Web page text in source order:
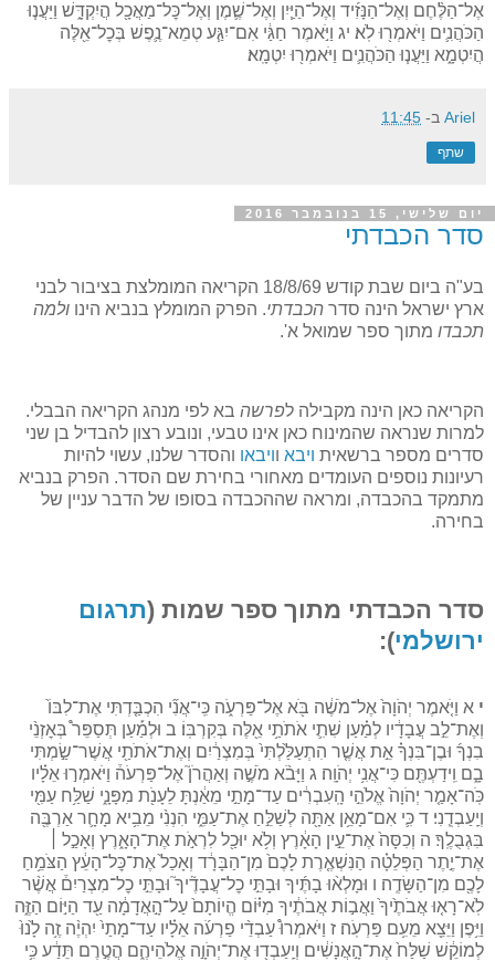
אֶל־הַלֶּ֨חֶם וְאֶל־הַנָּזִ֜יד וְאֶל־הַיַּ֧יִן וְאֶל־שֶׁ֛מֶן וְאֶל־כׇּל־מַאֲכָ֖ל הֲיִקְדָּ֑שׁ וַיַּעֲנ֧וּ
הַכֹּהֲנִ֛ים וַיֹּאמְר֖וּ לֹֽא׃ יג וַיֹּ֣אמֶר חַגַּ֔י אִם־יִגַּ֧ע טְמֵא־נֶ֛פֶשׁ בְּכׇל־אֵ֖לֶּה
הֲיִטְמָ֑א וַיַּעֲנ֧וּ הַכֹּהֲנִ֛ים וַיֹּאמְר֖וּ יִטְמָֽא׃
Ariel ב- 11:45
שתף
יום שלישי, 15 בנובמבר 2016
סדר הכבדתי
בע"ה ביום שבת קודש 18/8/69 הקריאה המומלצת בציבור לבני
ארץ ישראל הינה סדר הכבדתי. הפרק המומלץ בנביא הינו ולמה
תכבדו מתוך ספר שמואל א'.
הקריאה כאן הינה מקבילה לפרשה בא לפי מנהג הקריאה הבבלי.
למרות שנראה שהמינוח כאן אינו טבעי, ונובע רצון להבדיל בן שני
סדרים מספר ברשאית ויבא וויבאו והסדר שלנו, עשוי להיות
רעיונות נוספים העומדים מאחורי בחירת שם הסדר. הפרק בנביא
מתמקד בהכבדה, ומראה שההכבדה בסופו של הדבר עניין של
בחירה.
סדר הכבדתי מתוך ספר שמות (תרגום
ירושלמי):
י א וַיֹּ֤אמֶר יְהֹוָה֙ אֶל־מֹשֶׁ֔ה בֹּ֖א אֶל־פַּרְעֹ֑ה כִּֽי־אֲנִ֞י הִכְבַּ֤דְתִּי אֶת־לִבּוֹ֙
וְאֶת־לֵ֣ב עֲבָדָ֔יו לְמַ֗עַן שִׁתִ֛י אֹתֹתַ֥י אֵ֖לֶּה בְּקִרְבּֽוֹ׃ ב וּלְמַ֡עַן תְּסַפֵּר֩ בְּאׇזְנֵ֨י
בִנְךָ֜ וּבֶן־בִּנְךָ֗ אֵ֣ת אֲשֶׁ֤ר הִתְעַלַּ֙לְתִּי֙ בְּמִצְרַ֔יִם וְאֶת־אֹתֹתַ֖י אֲשֶׁר־שַׂ֣מְתִּי
בָ֑ם וִֽידַעְתֶּ֖ם כִּי־אֲנִ֥י יְהֹוָֽה׃ ג וַיָּבֹ֨א מֹשֶׁ֣ה וְאַהֲרֹן֮ אֶל־פַּרְעֹה֒ וַיֹּאמְר֣וּ אֵלָ֗יו
כֹּֽה־אָמַ֤ר יְהֹוָה֙ אֱלֹהֵ֣י הָֽעִבְרִ֔ים עַד־מָתַ֣י מֵאַ֔נְתָּ לֵעָנֹ֖ת מִפָּנָ֑י שַׁלַּ֥ח עַמִּ֖י
וְיַֽעַבְדֻֽנִי׃ ד כִּ֛י אִם־מָאֵ֥ן אַתָּ֖ה לְשַׁלֵּ֣חַ אֶת־עַמִּ֑י הִנְנִ֨י מֵבִ֥יא מָחָ֛ר אַרְבֶּ֖ה
בִּגְבֻלֶֽךָ׃ ה וְכִסָּה֙ אֶת־עֵ֣ין הָאָ֔רֶץ וְלֹ֥א יוּכַ֖ל לִרְאֹ֣ת אֶת־הָאָ֑רֶץ וְאָכַ֣ל ׀
אֶת־יֶ֣תֶר הַפְּלֵטָ֗ה הַנִּשְׁאֶ֤רֶת לָכֶם֙ מִן־הַבָּרָ֔ד וְאָכַל֙ אֶת־כׇּל־הָעֵ֔ץ הַצֹּמֵ֥חַ
לָכֶ֖ם מִן־הַשָּׂדֶֽה׃ ו וּמָלְא֨וּ בָתֶּ֜יךָ וּבָתֵּ֣י כׇל־עֲבָדֶ֘יךָ֮ וּבָתֵּ֣י כׇל־מִצְרַיִם֒ אֲשֶׁ֨ר
לֹֽא־רָא֤וּ אֲבֹתֶ֙יךָ֙ וַאֲב֣וֹת אֲבֹתֶ֔יךָ מִיּ֗וֹם הֱיוֹתָם֙ עַל־הָ֣אֲדָמָ֔ה עַ֖ד הַיּ֣וֹם הַזֶּ֑ה
וַיִּ֥פֶן וַיֵּצֵ֖א מֵעִ֥ם פַּרְעֹֽה׃ ז וַיֹּאמְרוּ֩ עַבְדֵ֨י פַרְעֹ֜ה אֵלָ֗יו עַד־מָתַי֙ יִהְיֶ֨ה זֶ֥ה לָ֙נוּ֙
לְמוֹקֵ֔שׁ שַׁלַּח֙ אֶת־הָ֣אֲנָשִׁ֔ים וְיַֽעַבְד֖וּ אֶת־יְהֹוָ֣ה אֱלֹהֵיהֶ֑ם הֲטֶ֣רֶם תֵּדַ֔ע כִּ֥י